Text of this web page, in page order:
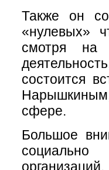
Также он
«нулевых»
смотря на
состоится
Нарышкиным,
сфере.
Большое